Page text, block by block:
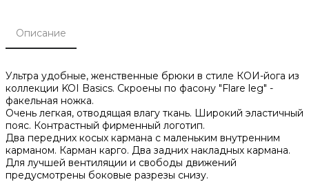
Описание
Ультра удобные, женственные брюки в стиле КОИ-йога из
коллекции KOI Basics. Скроены по фасону "Flare leg" -
факельная ножка.
Очень легкая, отводящая влагу ткань. Широкий эластичный
пояс. Контрастный фирменный логотип.
Два передних косых кармана с маленьким внутренним
карманом. Карман карго. Два задних накладных кармана.
Для лучшей вентиляции и свободы движений
предусмотрены боковые разрезы снизу.